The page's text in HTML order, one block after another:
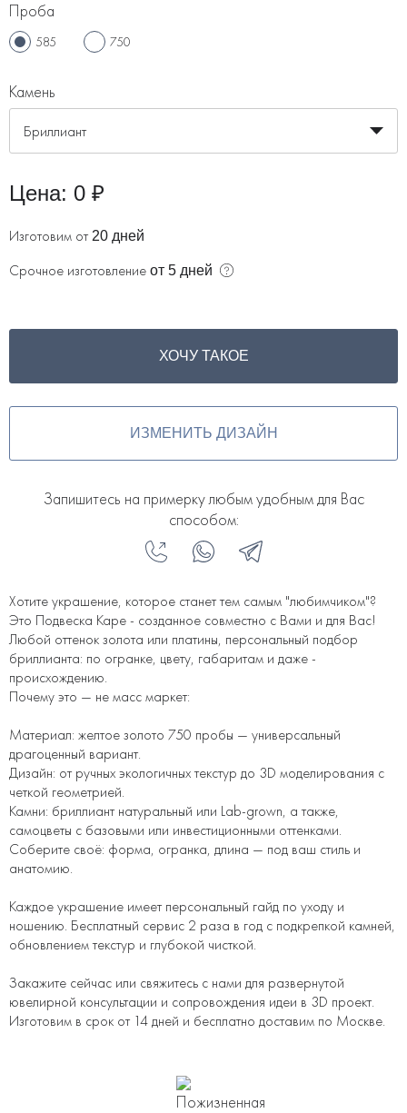
Проба
585 750
Камень
Бриллиант
Цена: 0 ₽
Изготовим от 20 дней
Срочное изготовление от 5 дней
ХОЧУ ТАКОЕ
ИЗМЕНИТЬ ДИЗАЙН
Запишитесь на примерку любым удобным для Вас
способом:
Хотите украшение, которое станет тем самым "любимчиком"?
Это Подвеска Каре - созданное совместно с Вами и для Вас!
Любой оттенок золота или платины, персональный подбор
бриллианта: по огранке, цвету, габаритам и даже -
происхождению.
Почему это — не масс маркет:
Материал: желтое золото 750 пробы — универсальный
драгоценный вариант.
Дизайн: от ручных экологичных текстур до 3D моделирования с
четкой геометрией.
Камни: бриллиант натуральный или Lab-grown, а также,
самоцветы с базовыми или инвестиционными оттенками.
Соберите своё: форма, огранка, длина — под ваш стиль и
анатомию.
Каждое украшение имеет персональный гайд по уходу и
ношению. Бесплатный сервис 2 раза в год с подкрепкой камней,
обновлением текстур и глубокой чисткой.
Закажите сейчас или свяжитесь с нами для развернутой
ювелирной консультации и сопровождения идеи в 3D проект.
Изготовим в срок от 14 дней и бесплатно доставим по Москве.